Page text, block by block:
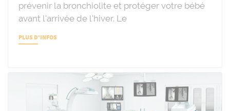
prévenir la bronchiolite et protéger votre bébé
avant l'arrivée de l'hiver. Le
PLUS D'INFOS